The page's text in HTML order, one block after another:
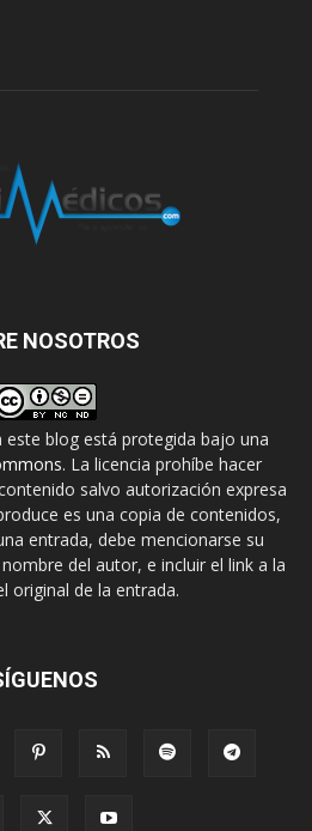
NOSOTROS
este blog está protegida bajo una
. La licencia prohíbe hacer
salvo autorización expresa
es una copia de contenidos,
entrada, debe mencionarse su
del autor, e incluir el link a la
original de la entrada.